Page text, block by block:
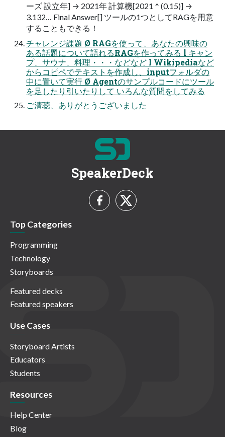
ーズ 設⽴年] → 2021年 計算機[2021 ^ (0.15)] →
3.132… Final Answer[] ツールの1つとしてRAGを⽤意
することもできる！
チャレンジ課題 Ø RAGを使って、あなたの興味の
ある話題について語れるRAGを作ってみる l キャン
プ、サウナ、料理・・・などなど l Wikipediaなど
からコピペでテキストを作成し、inputフォルダの
中に置いて実⾏ Ø Agentのサンプルコードにツール
を⾜したり引いたりして いろんな質問をしてみる
ご清聴、ありがとうございました
SpeakerDeck
Top Categories
Programming
Technology
Storyboards
Featured decks
Featured speakers
Use Cases
Storyboard Artists
Educators
Students
Resources
Help Center
Blog